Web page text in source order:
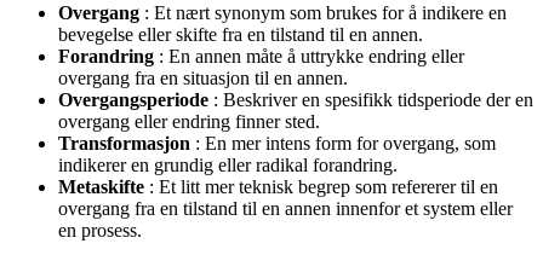
Overgang : Et nært synonym som brukes for å indikere en
bevegelse eller skifte fra en tilstand til en annen.
Forandring : En annen måte å uttrykke endring eller
overgang fra en situasjon til en annen.
Overgangsperiode : Beskriver en spesifikk tidsperiode der en
overgang eller endring finner sted.
Transformasjon : En mer intens form for overgang, som
indikerer en grundig eller radikal forandring.
Metaskifte : Et litt mer teknisk begrep som refererer til en
overgang fra en tilstand til en annen innenfor et system eller
en prosess.